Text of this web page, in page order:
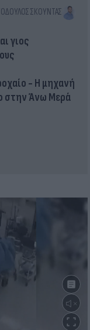
ΣΚΟΎΝΤΑΣ
γιος
- Η μηχανή
στην Άνω Μερά